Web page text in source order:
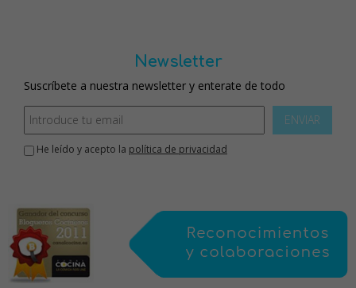
Newsletter
Suscríbete a nuestra newsletter y enterate de todo
ENVIAR
He leído y acepto la política de privacidad